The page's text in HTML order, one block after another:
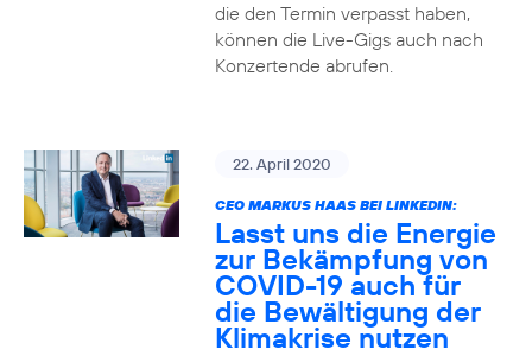
die den Termin verpasst haben,
können die Live-Gigs auch nach
Konzertende abrufen.
22. April 2020
CEO MARKUS HAAS BEI LINKEDIN:
Lasst uns die Energie
zur Bekämpfung von
COVID-19 auch für
die Bewältigung der
Klimakrise nutzen